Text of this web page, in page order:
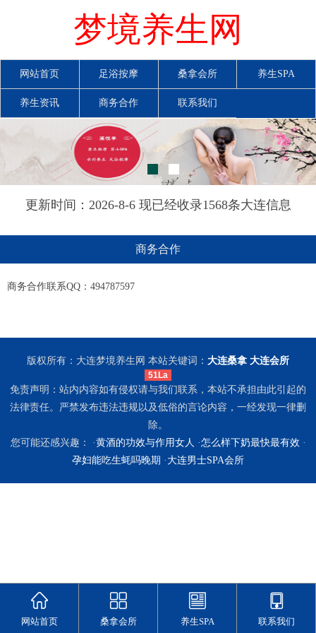
梦境养生网
网站首页 足浴按摩 桑拿会所 养生SPA
养生资讯 商务合作 联系我们
更新时间：2026-8-6 现已经收录1568条大连信息
商务合作
商务合作联系QQ：494787597
版权所有：大连梦境养生网 本站关键词： 大连桑拿 大连会所
51La
免责声明：站内内容如有侵权请与我们联系，本站不承担由此引起的
法律责任。严禁发布违法违规以及低俗的言论内容，一经发现一律删
除。
您可能还感兴趣： ·黄酒的功效与作用女人 ·怎么样下奶最快最有效 ·
孕妇能吃生蚝吗晚期 · 大连男士SPA会所
网站首页 桑拿会所 养生SPA 联系我们